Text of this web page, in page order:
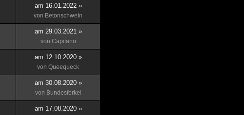
am 16.01.2022 »
von Betonschwein
am 29.03.2021 »
von Capitano
am 12.10.2020 »
von Queequeck
am 30.08.2020 »
von Bundesferkel
am 17.08.2020 »